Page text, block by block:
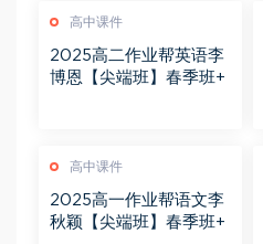
高中课件
2025高二作业帮英语李
博恩【尖端班】春季班+
高中课件
2025高一作业帮语文李
秋颖【尖端班】春季班+